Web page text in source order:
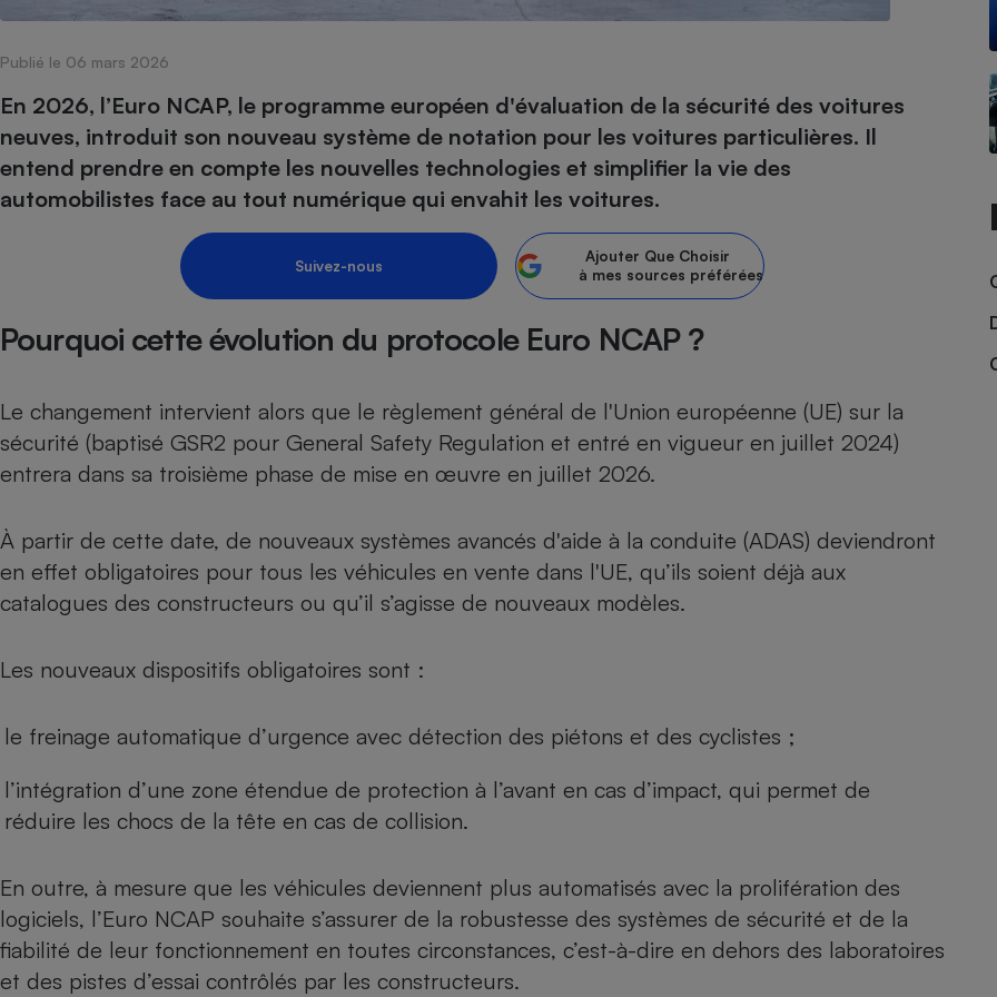
Publié le 06 mars 2026
En 2026, l’Euro NCAP, le programme européen d'évaluation de la sécurité des voitures
neuves, introduit son nouveau système de notation pour les voitures particulières. Il
entend prendre en compte les nouvelles technologies et simplifier la vie des
automobilistes face au tout numérique qui envahit les voitures.
Suivez-nous
Ajouter Que Choisir
à mes sources préférées
Pourquoi cette évolution du protocole Euro NCAP ?
Le changement intervient alors que le règlement général de l'Union européenne (UE) sur la
sécurité (baptisé GSR2 pour General Safety Regulation et entré en vigueur en juillet 2024)
entrera dans sa troisième phase de mise en œuvre en juillet 2026.
À partir de cette date, de nouveaux systèmes avancés d'aide à la conduite (ADAS) deviendront
en effet obligatoires pour tous les véhicules en vente dans l'UE, qu’ils soient déjà aux
catalogues des constructeurs ou qu’il s’agisse de nouveaux modèles.
Les nouveaux dispositifs obligatoires sont :
le freinage automatique d’urgence avec détection des piétons et des cyclistes ;
l’intégration d’une zone étendue de protection à l’avant en cas d’impact, qui permet de
réduire les chocs de la tête en cas de collision.
En outre, à mesure que les véhicules deviennent plus automatisés avec la prolifération des
logiciels, l’Euro NCAP souhaite s’assurer de la robustesse des systèmes de sécurité et de la
fiabilité de leur fonctionnement en toutes circonstances, c’est-à-dire en dehors des laboratoires
et des pistes d’essai contrôlés par les constructeurs.
Complément
alimentaire
Foie gras
Champagne - Comment choisir une
Assurance emprunteur Assurance vie
Banque en ligne
Petit électroménager - Ustensile
Plaque de cuisson à
Four encastrable
Ventilateur
Internet
Téléviseur Ordinateur portable
Téléphone mobile -
Smartphone
Appareil photo
numérique
Antivirus
Poêle à granulés
Climatiseur -
Ventilateur
Lessive
Mutuelle Aide auditive